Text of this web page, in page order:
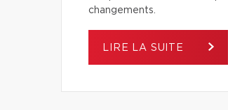
changements.
LIRE LA SUITE